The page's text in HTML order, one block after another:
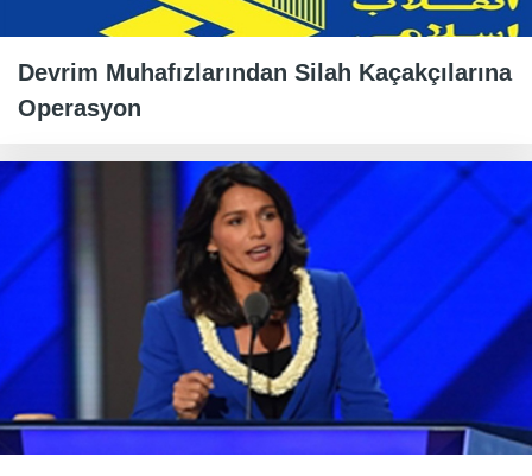
Devrim Muhafızlarından Silah Kaçakçılarına
Operasyon